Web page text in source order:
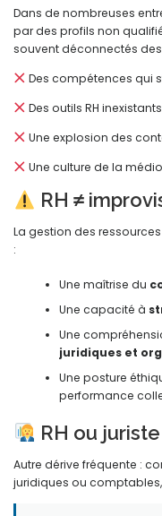
Dans de nombreuses
par des profils non
souvent déconnectés
Des compétences qui
Des outils RH
Une explosion des
Une culture de la
RH ≠
La gestion des
:
Une maîtrise du
Une capacité à
Une
juridiques et
Une posture
performance
RH ou
Autre dérive fréquente :
juridiques ou